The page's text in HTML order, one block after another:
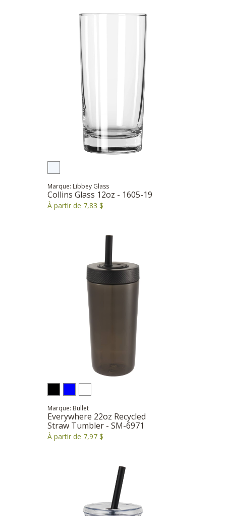
Marque: Libbey Glass
Collins Glass 12oz - 1605-19
À partir de 7,83 $
Marque: Bullet
Everywhere 22oz Recycled
Straw Tumbler - SM-6971
À partir de 7,97 $